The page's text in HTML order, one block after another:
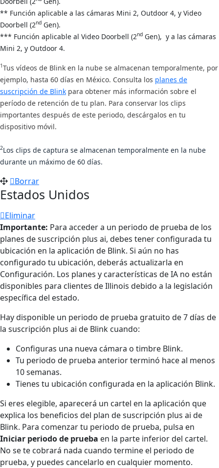
** Función aplicable a las cámaras Mini 2, Outdoor 4, y Video
Doorbell (2nd Gen).
*** Función aplicable al Video Doorbell (2nd Gen), y a las cámaras
Mini 2, y Outdoor 4.
1Tus vídeos de Blink en la nube se almacenan temporalmente, por
ejemplo, hasta 60 días en México. Consulta los planes de
suscripción de Blink para obtener más información sobre el
período de retención de tu plan. Para conservar los clips
importantes después de este periodo, descárgalos en tu
dispositivo móvil.
2Los clips de captura se almacenan temporalmente en la nube
durante un máximo de 60 días.
Borrar
Estados Unidos
Eliminar
Importante: Para acceder a un periodo de prueba de los
planes de suscripción plus ai, debes tener configurada tu
ubicación en la aplicación de Blink. Si aún no has
configurado tu ubicación, deberás actualizarla en
Configuración. Los planes y características de IA no están
disponibles para clientes de Illinois debido a la legislación
específica del estado.
Hay disponible un periodo de prueba gratuito de 7 días de
la suscripción plus ai de Blink cuando:
Configuras una nueva cámara o timbre Blink.
Tu periodo de prueba anterior terminó hace al menos
10 semanas.
Tienes tu ubicación configurada en la aplicación Blink.
Si eres elegible, aparecerá un cartel en la aplicación que
explica los beneficios del plan de suscripción plus ai de
Blink. Para comenzar tu periodo de prueba, pulsa en
Iniciar periodo de prueba en la parte inferior del cartel.
No se te cobrará nada cuando termine el periodo de
prueba, y puedes cancelarlo en cualquier momento.